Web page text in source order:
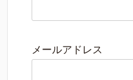
メールアドレス